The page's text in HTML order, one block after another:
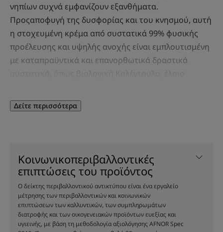
νηπίων συχνά εμφανίζουν εξανθήματα.
Προςαποφυγή της δυσφορίας και του κνησμού, αυτή
η στοχευμένη κρέμα από συστατικά 99% φυσικής
προέλευσης και υψηλής ανοχής είναι εμπλουτισμένη
με καταπραϋντικά και επανορθωτικά δραστικά
εξισορρόπηση του μικροβιώματος του δέρματος του
νεογέννητου. Η σύνθεσή της χωρίς άρωμα
κοκκινίλες και ερεθισμούς.
Πλεονέκτημα
Η κλινικά αποδεδειγμένη αποτελεσματικότητά της
και τα φυσικά δραστικά συστατικά της, τα οποία
συμβάλλουν στην καταπράυνση και την
Δείτε περισσότερα
Κοινωνικοπεριβαλλοντικές
επιπτώσεις του προϊόντος
Ο δείκτης περιβαλλοντικού αντικτύπου είναι ένα εργαλείο
μέτρησης των περιβαλλοντικών και κοινωνικών
επιπτώσεων των καλλυντικών, των συμπληρωμάτων
διατροφής και των οικογενειακών προϊόντων ευεξίας και
υγιεινής, με βάση τη μεθοδολογία αξιολόγησης AFNOR Spec